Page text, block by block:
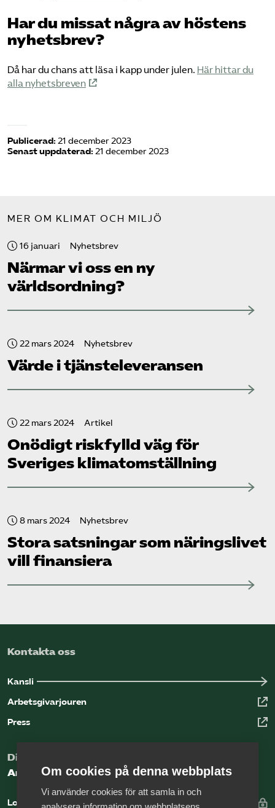
Har du missat några av höstens
nyhetsbrev?
Då har du chans att läsa i kapp under julen. Här hittar du
alla nyhetsbreven
Publicerad: 21 december 2023
Senast uppdaterad: 21 december 2023
MER OM KLIMAT OCH MILJÖ
16 januari Nyhetsbrev
Närmar vi oss en ny
världsordning?
22 mars 2024 Nyhetsbrev
Värde i tjänsteleveransen
22 mars 2024 Artikel
Onödigt riskfylld väg för
Sveriges klimatomställning
8 mars 2024 Nyhetsbrev
Stora satsningar som näringslivet
vill finansiera
Kontakta oss
Kansli
Arbetsgivarjouren
Press
Digital kunskapsbank för arbetsgivare
Arbetsgivarguiden
Logga in
Om cookies på denna webbplats
Vi använder cookies för att samla in och